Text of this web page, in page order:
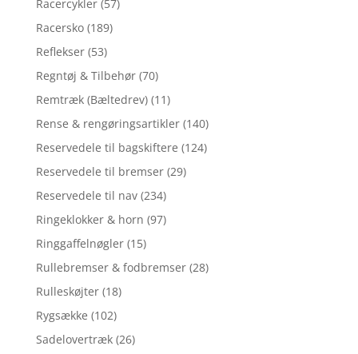
Racercykler (57)
Racersko (189)
Reflekser (53)
Regntøj & Tilbehør (70)
Remtræk (Bæltedrev) (11)
Rense & rengøringsartikler (140)
Reservedele til bagskiftere (124)
Reservedele til bremser (29)
Reservedele til nav (234)
Ringeklokker & horn (97)
Ringgaffelnøgler (15)
Rullebremser & fodbremser (28)
Rulleskøjter (18)
Rygsække (102)
Sadelovertræk (26)